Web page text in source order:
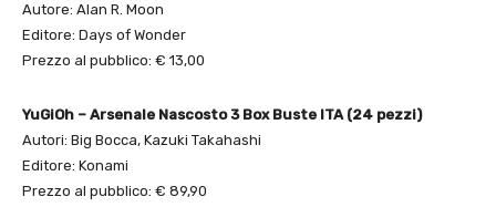
Autore: Alan R. Moon
Editore: Days of Wonder
Prezzo al pubblico: € 13,00
YuGiOh – Arsenale Nascosto 3 Box Buste ITA (24 pezzi)
Autori: Big Bocca, Kazuki Takahashi
Editore: Konami
Prezzo al pubblico: € 89,90